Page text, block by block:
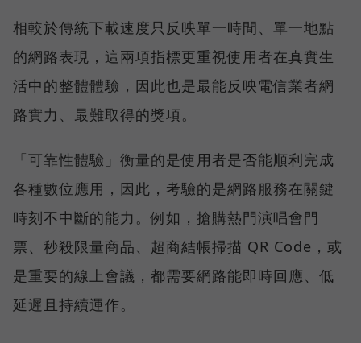
相較於傳統下載速度只反映單一時間、單一地點
的網路表現，這兩項指標更重視使用者在真實生
活中的整體體驗，因此也是最能反映電信業者網
路實力、最難取得的獎項。
「可靠性體驗」衡量的是使用者是否能順利完成
各種數位應用，因此，考驗的是網路服務在關鍵
時刻不中斷的能力。例如，搶購熱門演唱會門
票、秒殺限量商品、超商結帳掃描 QR Code，或
是重要的線上會議，都需要網路能即時回應、低
延遲且持續運作。